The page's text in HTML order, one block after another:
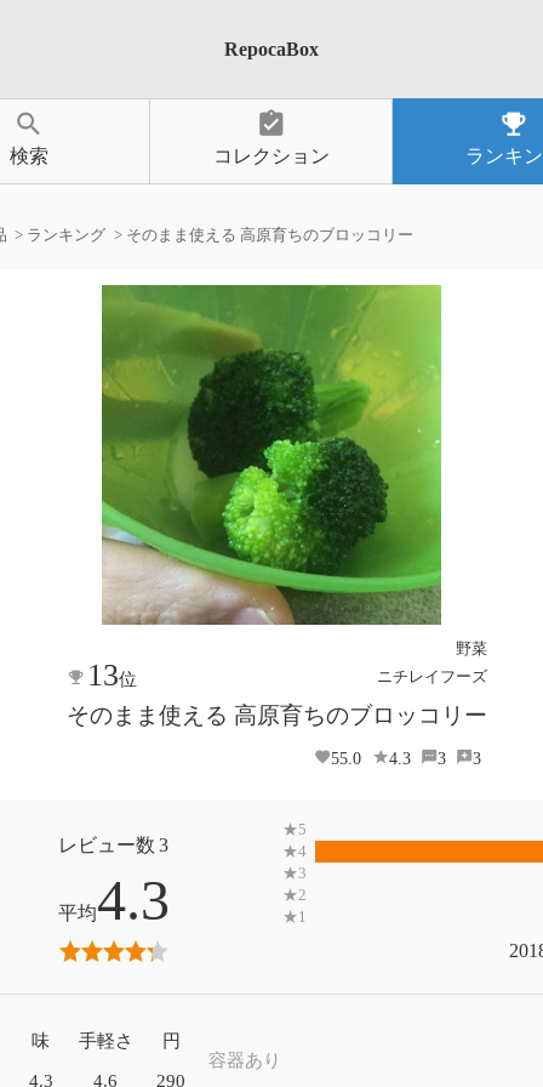
RepocaBox
search
検索
assignment_turned_in
コレクション
emoji_events
ランキ
ランキング そのまま使える 高原育ちのブロッコリー
野菜
ニチレイフーズ
13位
そのまま使える 高原育ちのブロッコリー
55.0 4.3 3 3
3
4.3
味
4.3
手軽さ
4.6
円
290
容器あり